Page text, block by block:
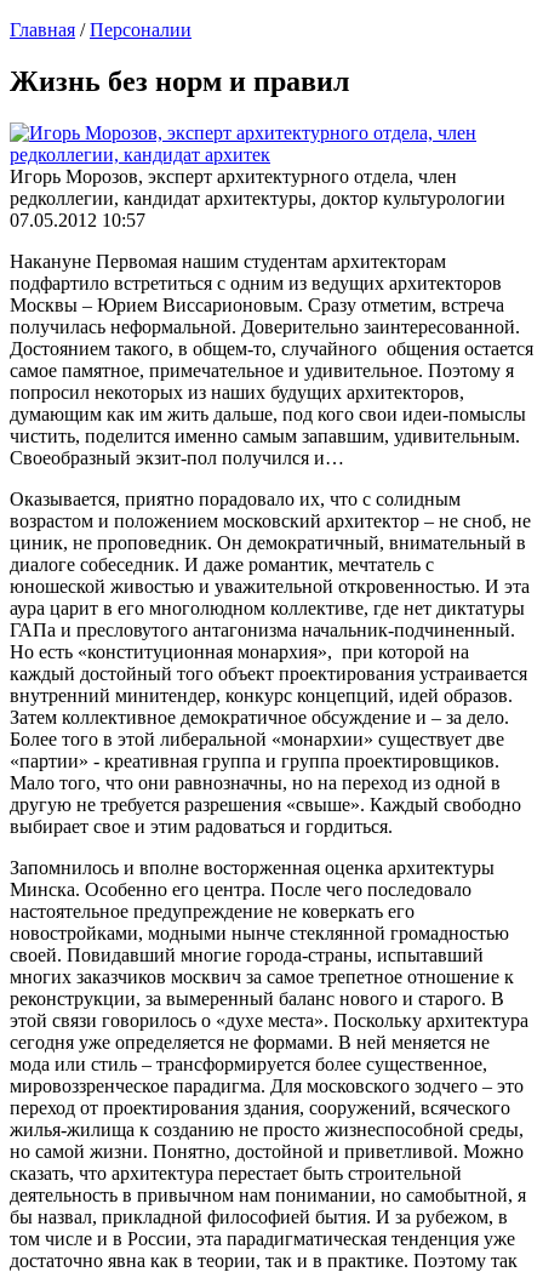
Главная / Персоналии
Жизнь без норм и правил
Игорь Морозов, эксперт архитектурного отдела, член
редколлегии, кандидат архитектуры, доктор культурологии
07.05.2012 10:57
Накануне Первомая нашим студентам архитекторам
подфартило встретиться с одним из ведущих архитекторов
Москвы – Юрием Виссарионовым. Сразу отметим, встреча
получилась неформальной. Доверительно заинтересованной.
Достоянием такого, в общем-то, случайного общения остается
самое памятное, примечательное и удивительное. Поэтому я
попросил некоторых из наших будущих архитекторов,
думающим как им жить дальше, под кого свои идеи-помыслы
чистить, поделится именно самым запавшим, удивительным.
Своеобразный экзит-пол получился и…
Оказывается, приятно порадовало их, что с солидным
возрастом и положением московский архитектор – не сноб, не
циник, не проповедник. Он демократичный, внимательный в
диалоге собеседник. И даже романтик, мечтатель с
юношеской живостью и уважительной откровенностью. И эта
аура царит в его многолюдном коллективе, где нет диктатуры
ГАПа и пресловутого антагонизма начальник-подчиненный.
Но есть «конституционная монархия», при которой на
каждый достойный того объект проектирования устраивается
внутренний минитендер, конкурс концепций, идей образов.
Затем коллективное демократичное обсуждение и – за дело.
Более того в этой либеральной «монархии» существует две
«партии» - креативная группа и группа проектировщиков.
Мало того, что они равнозначны, но на переход из одной в
другую не требуется разрешения «свыше». Каждый свободно
выбирает свое и этим радоваться и гордиться.
Запомнилось и вполне восторженная оценка архитектуры
Минска. Особенно его центра. После чего последовало
настоятельное предупреждение не коверкать его
новостройками, модными нынче стеклянной громадностью
своей. Повидавший многие города-страны, испытавший
многих заказчиков москвич за самое трепетное отношение к
реконструкции, за вымеренный баланс нового и старого. В
этой связи говорилось о «духе места». Поскольку архитектура
сегодня уже определяется не формами. В ней меняется не
мода или стиль – трансформируется более существенное,
мировоззренческое парадигма. Для московского зодчего – это
переход от проектирования здания, сооружений, всяческого
жилья-жилища к созданию не просто жизнеспособной среды,
но самой жизни. Понятно, достойной и приветливой. Можно
сказать, что архитектура перестает быть строительной
деятельность в привычном нам понимании, но самобытной, я
бы назвал, прикладной философией бытия. И за рубежом, в
том числе и в России, эта парадигматическая тенденция уже
достаточно явна как в теории, так и в практике. Поэтому так